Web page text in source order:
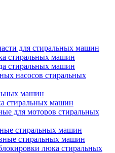
для стиральных машин
стиральных машин
стиральных машин
насосов стиральных
машин
стиральных машин
для моторов стиральных
стиральных машин
стиральных машин
люка стиральных